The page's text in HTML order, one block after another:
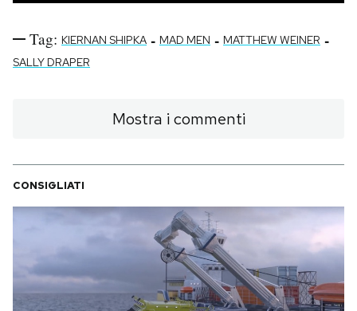
Tag: KIERNAN SHIPKA - MAD MEN - MATTHEW WEINER -
SALLY DRAPER
Mostra i commenti
CONSIGLIATI